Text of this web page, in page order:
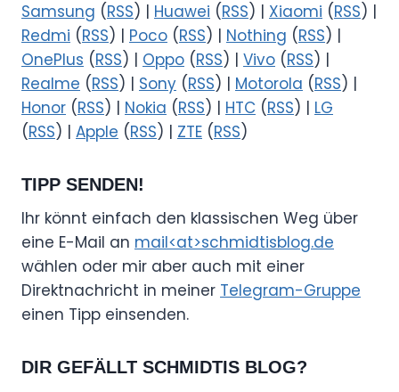
Samsung (RSS) | Huawei (RSS) | Xiaomi (RSS) |
Redmi (RSS) | Poco (RSS) | Nothing (RSS) |
OnePlus (RSS) | Oppo (RSS) | Vivo (RSS) |
Realme (RSS) | Sony (RSS) | Motorola (RSS) |
Honor (RSS) | Nokia (RSS) | HTC (RSS) | LG
(RSS) | Apple (RSS) | ZTE (RSS)
TIPP SENDEN!
Ihr könnt einfach den klassischen Weg über
eine E-Mail an mail<at>schmidtisblog.de
wählen oder mir aber auch mit einer
Direktnachricht in meiner Telegram-Gruppe
einen Tipp einsenden.
DIR GEFÄLLT SCHMIDTIS BLOG?